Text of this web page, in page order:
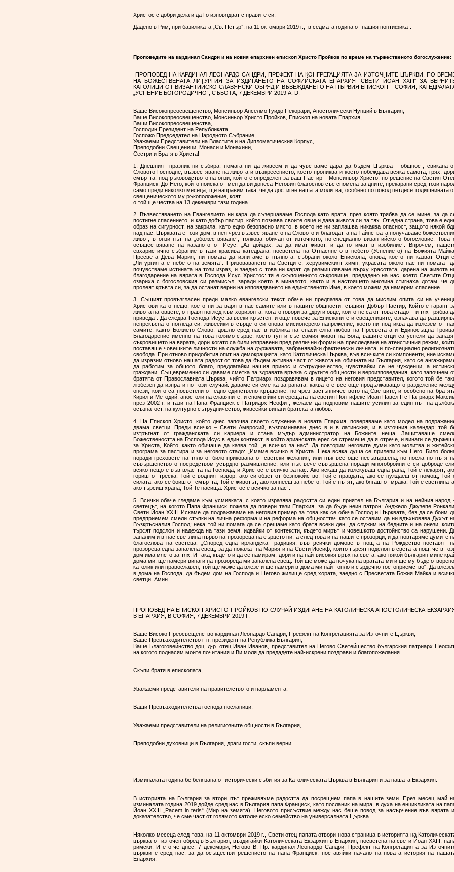
Христос с добри дела и да Го изповядват с нравите си.
Дадено в Рим, при базиликата „Св. Петър”, на 11 октомври 2019 г., в седмата година от нашия понтификат.
Проповедите на кардинал Сандри и на новия епархиен епископ Христо Пройков по време на тържественото богослужение:
ПРОПОВЕД НА КАРДИНАЛ ЛЕОНАРДО САНДРИ, ПРЕФЕКТ НА КОНГРЕГАЦИЯТА ЗА ИЗТОЧНИТЕ ЦЪРКВИ, ПО
НА БОЖЕСТВЕНАТА ЛИТУРГИЯ ЗА ИЗДИГАНЕТО НА СОФИЙСКАТА ЕПАРХИЯ “СВЕТИ ЙОАН XXIII“ ЗА
КАТОЛИЦИ ОТ ВИЗАНТИЙСКО-СЛАВЯНСКИ ОБРЯД И ВЪВЕЖДАНЕТО НА ПЪРВИЯ ЕПИСКОП – СОФИЯ,
„УСПЕНИЕ БОГОРОДИЧНО“, СЪБОТА, 7 ДЕКЕМВРИ 2019 A. D.
Ваше Високопреосвещенство, Монсиньор Анселмо Гуидо Пекорари, Апостолически Нунций в България,
Ваше Високопреосвещенство, Монсиньор Христо Пройков, Епископ на новата Епархия,
Ваши Високопреосвещенства,
Господин Президент на Републиката,
Госпожо Председател на Народното Събрание,
Уважаеми Представители на Властите и на Дипломатическия Корпус,
Преподобни Свещеници, Монаси и Монахини,
Сестри и Братя в Христа!
1. Днешният празник ни събира, помага ни да живеем и да чувстваме дара да бъдем Църква – общност, свикана
Словото Господне, възвестяване на живота и възкресението, което прониква и което побеждава всяка самота, грях,
смъртта, под ръководството на онзи, който е определен за ваш Пастир – Монсиньор Христо, по решение на Светия
Франциск. До Него, който поиска от мен да ви донеса Неговия благослов със спомена за дните, прекарани сред този
само преди няколко месеца, ще направим така, че да достигне нашата молитва, особено по повод петдесетгодишнината
свещеническото му ръкоположение, коят
о той ще чества на 13 декември тази година.
2. Възвестяването на Евангелието ни кара да съзерцаваме Господа като врата, през която трябва да се мине, за да
постигне спасението, и като добър пастир, който познава своите овце и дава живота си за тях. От една страна, това е
образ на сигурност, на закрила, като едно безопасно място, в което не ни заплашва никаква опасност, защото някой
над нас: Църквата е този дом, в нея чрез възвестяването на Словото и благодатта на Тайнствата получаваме
живот, в онзи път на „обожествяване“, толкова обичан от източното, по-специално византийското богословие. Това
осъществяване на казаното от Исус: „Аз дойдох, за да имат живот, и да го имат в изобилие“. Впрочем,
евхаристично събрание в тази красива катедрала, посветена на Отнасянето в небето (Успението) на Божията Майка,
Пресвета Дева Мария, ни помага да изпитаме в пълнота, събрани около Епископа, онова, което ни казват
„Литургията е небето на земята“. Призоваването на Светците, херувимският химн, украсата около нас ни помагат
почувстваме истината на този израз, и заедно с това ни карат да размишляваме върху красотата, дарена на живота
благодарение на вярата в Господа Исус Христос: тя е скъпоценното съкровище, предадено на нас, което Светите
озариха с богословския си размисъл, заради което в миналото, както и в настоящето мнозина стигнаха дотам, че
пролеят кръвта си, за да останат верни на изповядването на единственото Име, в което можем да намерим спасение.
3. Същият провъзгласен преди малко евангелски текст обаче ни предпазва от това да мислим опита си на
Христови като нещо, което ни затваря в нас самите или в нашите общности: същият Добър Пастир, Който е гарант
живота на овцете, отправя поглед към хоризонта, когато говори за „други овце, които не са от това стадо – и тях трябва
приведа“. Да следва Господа Исус за всеки кръстен, и още повече за Епископите и свещениците, означава да
непрекъснато погледа си, живеейки в сърцето си онова мисионерско напрежение, което ни подтиква да излезем от
самите, както Божието Слово, дошло сред нас в изблика на спасителна любов на Пресветата и Единосъщна Троица.
Благодарение именно на това голямо сърце, което тупти със самия живот на Бога, вашите отци са успели да
съкровището на вярата, дори когато са били изправени пред различни форми на преследване на атеистичния режим,
поставяше човешките личности на служба на държавата, забранявайки фактически личната, и по-специално
свобода. При отново придобития опит на демокрацията, като Католическа Църква, във всичките си компоненти, ние
да изразим отново нашата радост от това да бъдем активна част от живота на обичната ни България, като се
да работим за общото благо, предлагайки нашия принос и сътрудничество, чувствайки се не чужденци, а
граждани. Същевременно си даваме сметка за здравата връзка с другите общности и вероизповедания, като започнем
братята от Православната Църква, чийто Патриарх поздравявам в лицето на неговия представител, когото той бе
любезен да изпрати по този случай: даваме си сметка за раната, каквато е все още продължаващото разделение
онези, които са посветени от едно единствено кръщение, но чрез застъпничеството на Светците, и особено на
Кирил и Методий, апостоли на славяните, и спомняйки си срещата на светия Понтифекс Йоан Павел II с Патриарх
през 2002 г. и тази на Папа Франциск с Патриарх Неофит, желаем да подновим нашите усилия за един път на
осъзнатост, на културно сътрудничество, живеейки винаги братската любов.
4. На Епископ Христо, който днес започва своето служение в новата Епархия, поверяваме като модел на
двама светци. Преди всичко – Свети Амвросий, възпоминаван днес в и в латинския, и в източния календар: той
изтръгнат от гражданската си кариера и стана мъдър администратор на Божиите неща. Защитаваше
Божествеността на Господа Исус в един контекст, в който арианската ерес се стремеше да я отрече, и винаги се
за Христа, Който, както обичаше да казва той, „е всичко за нас“. Да повторим неговите думи като молитва и
програма за пастира и за неговото стадо: „Имаме всичко в Христа. Нека всяка душа се прилепи към Него. Било
поради греховете на тялото, било прикована от светски желания, или пък все още несъвършена, но поела по пътя
съвършенството посредством усърдно размишление, или пък вече съвършена поради многобройните си добродетели,
всяко нещо е във властта на Господа, и Христос е всичко за нас. Ако искаш да излекуваш една рана, Той е лекарят;
гориш от треска, Той е водният извор; ако си обзет от безпокойство, Той е правдата; ако се нуждаеш от помощ, Той
силата; ако се боиш от смъртта, Той е животът; ако копнееш за небето, Той е пътят; ако бягаш от мрака, Той е
ако търсиш храна, Той Те насища. Христос е всичко за нас“.
5. Всички обаче гледаме към усмивката, с която изразява радостта си един приятел на България и на нейния народ
светецът, на когото Папа Франциск пожела да повери тази Епархия, за да бъде неин патрон: Анджело Джузепе Ронкали,
Свети Йоан XXIII. Искаме да подражаваме на неговия пример за това как се обича Господ и Църквата, без да се боим
предприемем смели стъпки на лична реформа и на реформа на общносттач като се оставим да ни вдъхновява Духът
Възкръсналия Господ: нека той ни помага да се срещаме като братя всеки ден, да служим на бедните и на онези,
търсят подслон и надежда на тази земя, идвайки от контексти, където мирът и човешкото достойнство са нарушени.
запалим и в нас светлина първо на прозореца на сърцето ни, а след това и на нашите прозорци, и да повтаряме думите
благослова на светеца: „Според една ирландска традиция, във всички домове в нощта на Рождество поставят
прозореца една запалена свещ, за да покажат на Мария и на Свети Йосиф, които търсят подслон в светата нощ, че в
дом има място за тях. И така, където и да се намирам, дори и на най-високия връх на света, ако някой българин мине
дома ми, ще намери винаги на прозореца ми запалена свещ. Той ще може да почука на вратата ми и ще му бъде
католик или православен, той ще може да влезе и ще намери в дома ми най-топло и сърдечно гостоприемство“. Да
в дома на Господа, да бъдем дом на Господа и Негово жилище сред хората, заедно с Пресветата Божия Майка и
светци. Амин.
ПРОПОВЕД НА ЕПИСКОП ХРИСТО ПРОЙКОВ ПО СЛУЧАЙ ИЗДИГАНЕ НА КАТОЛИЧЕСКА АПОСТОЛИЧЕСКА
В ЕПАРХИЯ, В СОФИЯ, 7 ДЕКЕМВРИ 2019 Г.
Ваше Високо Преосвещенство кардинал Леонардо Сандри, Префект на Конгрегацията за Източните Църкви,
Ваше Превъзходителство г-н. президент на Република България,
Ваше Благоговейнство доц. д-р. отец Иван Иванов, представител на Негово Светейшество българския патриарх
на когото поднасям моите почитания и Ви моля да предадете най-искрени поздрави и благопожелания.
Скъпи братя в епископата,
Уважаеми представители на правителството и парламента,
Ваши Превъзходителства господа посланици,
Уважаеми представители на религиозните общности в България,
Преподобни духовници в България, драги гости, скъпи верни.
Изминалата година бе белязана от исторически събития за Католическата Църква в България и за нашата Екзархия.
В историята на България за втори път преживяхме радостта да посрещнем папа в нашите земи. През месец май
изминалата година 2019 дойде сред нас в България папа Франциск, като посланик на мира, в духа на енцикликата на
Йоан XXIII „Pacem in teris“ (Мир на земята). Неговото присъствие между нас беше повод за насърчение във вярата и
доказателство, че сме част от голямото католическо семейство на универсалната Църква.
Няколко месеца след това, на 11 октомври 2019 г., Свети отец папата отвори нова страница в историята на
църква от източен обред в България, въздигайки Католическата Екзархия в Епархия, посветена на свети Йоан XXIII,
римски. И ето че днес, 7 декември, Негово В. Пр. кардинал Леонардо Сандри, Префект на Конгрегацията за
църкви е сред нас, за да осъществи решението на папа Франциск, поставяйки начало на новата история на
Епархия.